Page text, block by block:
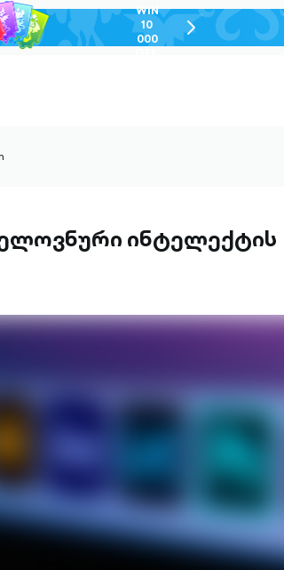
WIN
10
000
chevron-
right-
ინტელექტის